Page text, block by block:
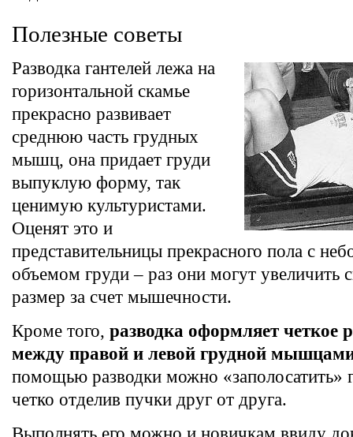
Полезные советы
Разводка гантелей лежа на
горизонтальной скамье
прекрасно развивает
среднюю часть грудных
мышц, она придает груди
выпуклую форму, так
ценимую культуристами.
Оценят это и
представительницы прекрасного пола с
объемом груди – раз они могут увеличить
размер за счет мышечности.
Кроме того, разводка оформляет четкое
между правой и левой грудной
помощью разводки можно
четко отделив пучки друг от друга.